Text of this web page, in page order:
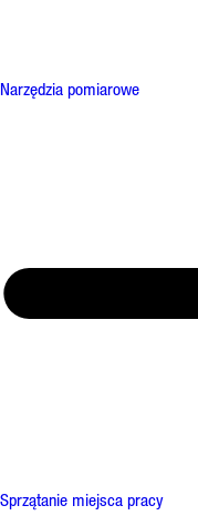
Narzędzia pomiarowe
Sprzątanie miejsca pracy